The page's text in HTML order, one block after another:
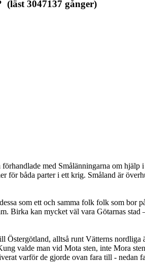
3047137 gånger)
med Smålänningarna om hjälp
för båda parter i ett krig. Småland är
som ett och samma folk folk som bor
Birka kan mycket väl vara Götarnas stad
Östergötland, alltså runt Vätterns nordliga
valde man vid Mota sten, inte Mora
varför de gjorde ovan fara till - nedan